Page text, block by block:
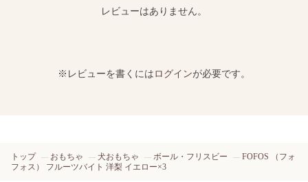
レビューはありません。
※レビューを書くにはログインが必要です。
トップ おもちゃ 犬おもちゃ ボール・フリスビー
FOFOS （フォ
フォス） フルーツバイト 洋梨 イエロー×3